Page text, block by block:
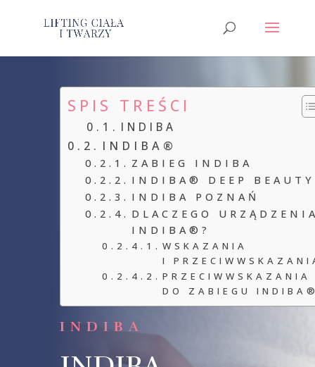
SPIS TREŚCI
INDIBA
INDIBA®
ZABIEG INDIBA
INDIBA® DEEP BEAUTY
INDIBA POZNAŃ
DLACZEGO
INDIBA®?
WSKAZANIA
I
PRZECIWWSKAZANIA
DO ZABIEGU
INDIBA